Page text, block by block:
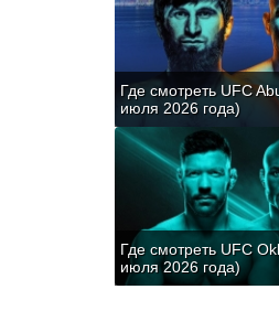
Где смотреть UFC
июля 2026 года)
Где смотреть UFC
июля 2026 года)